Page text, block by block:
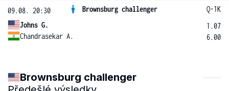
09.08. 20:30 Brownsburg challenger
Q-1K
Johns G.
Chandrasekar A.
1.07
6.00
Brownsburg challenger